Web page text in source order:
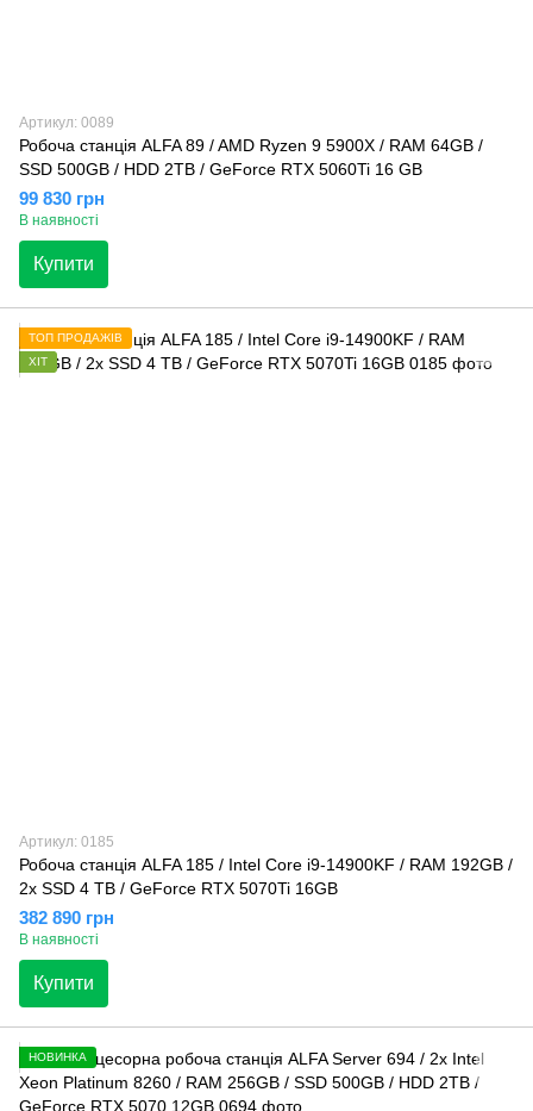
Артикул: 0089
Робоча станція ALFA 89 / AMD Ryzen 9 5900X / RAM 64GB /
SSD 500GB / HDD 2TB / GeForce RTX 5060Ti 16 GB
99 830 грн
В наявності
Купити
ТОП ПРОДАЖІВ
ХІТ
Артикул: 0185
Робоча станція ALFA 185 / Intel Core i9-14900KF / RAM 192GB /
2x SSD 4 TB / GeForce RTX 5070Ti 16GB
382 890 грн
В наявності
Купити
НОВИНКА